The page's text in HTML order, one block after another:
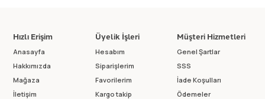
Hızlı Erişim
Anasayfa
Hakkımızda
Mağaza
İletişim
Üyelik İşleri
Hesabım
Siparişlerim
Favorilerim
Kargo takip
Müşteri Hizmetleri
Genel Şartlar
SSS
İade Koşulları
Ödemeler